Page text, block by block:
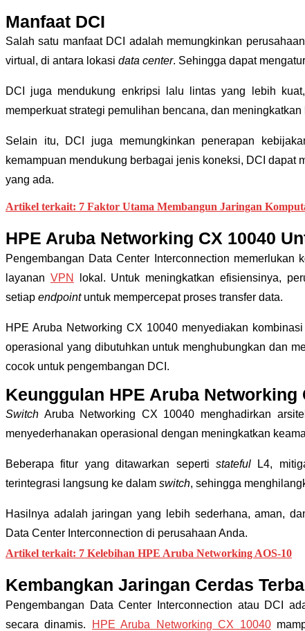
Manfaat DCI
Salah satu manfaat DCI adalah memungkinkan
virtual, di antara lokasi data center. Sehingga dapat
DCI juga mendukung enkripsi lalu lintas yang lebih
memperkuat strategi pemulihan bencana, dan meningkatkan
Selain itu, DCI juga memungkinkan penerapan
kemampuan mendukung berbagai jenis koneksi, DCI
yang ada.
Artikel terkait: 7 Faktor Utama Membangun Jaringan
HPE Aruba Networking CX 10040
Pengembangan Data Center Interconnection
layanan VPN
lokal. Untuk meningkatkan efisiensinya,
setiap endpointuntuk mempercepat proses transfer data.
HPE Aruba Networking CX 10040 menyediakan
operasional yang dibutuhkan untuk menghubungkan dan
cocok untuk pengembangan DCI.
Keunggulan HPE Aruba Networking
Switch Aruba Networking CX 10040 menghadirkan
menyederhanakan operasional dengan meningkatkan
Beberapa fitur yang ditawarkan seperti statefulL4,
terintegrasi langsung ke dalam switch, sehingga
Hasilnya adalah jaringan yang lebih sederhana, aman,
Data Center Interconnection di perusahaan Anda.
Artikel terkait: 7 Kelebihan HPE Aruba Networking AOS-10
Kembangkan Jaringan Cerdas
Pengembangan Data Center Interconnection atau DCI
secara dinamis.
HPE Aruba Networking CX 10040